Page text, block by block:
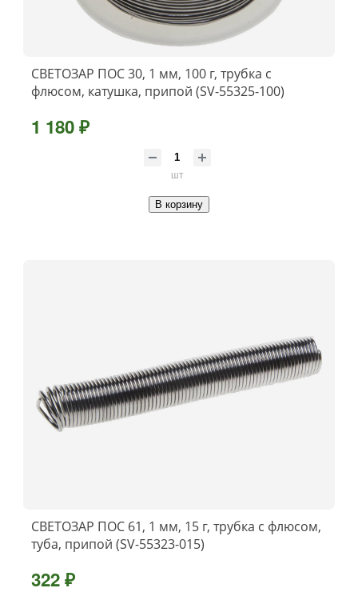
СВЕТОЗАР ПОС 30, 1 мм, 100 г, трубка с
флюсом, катушка, припой (SV-55325-100)
1 180 ₽
шт
В корзину
СВЕТОЗАР ПОС 61, 1 мм, 15 г, трубка с флюсом,
туба, припой (SV-55323-015)
322 ₽